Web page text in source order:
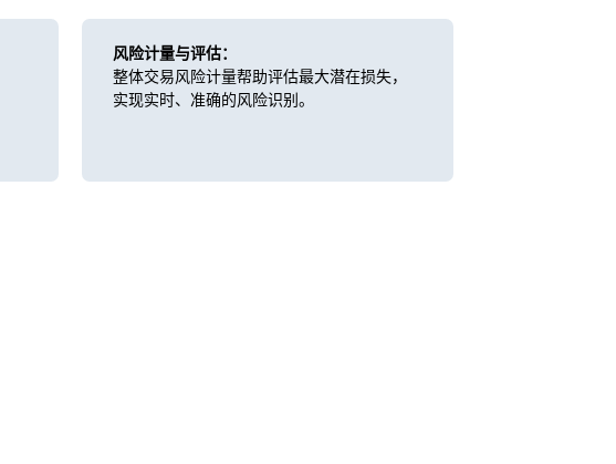
风险计量与评估：
整体交易风险计量帮助评估最大潜在损失，
实现实时、准确的风险识别。